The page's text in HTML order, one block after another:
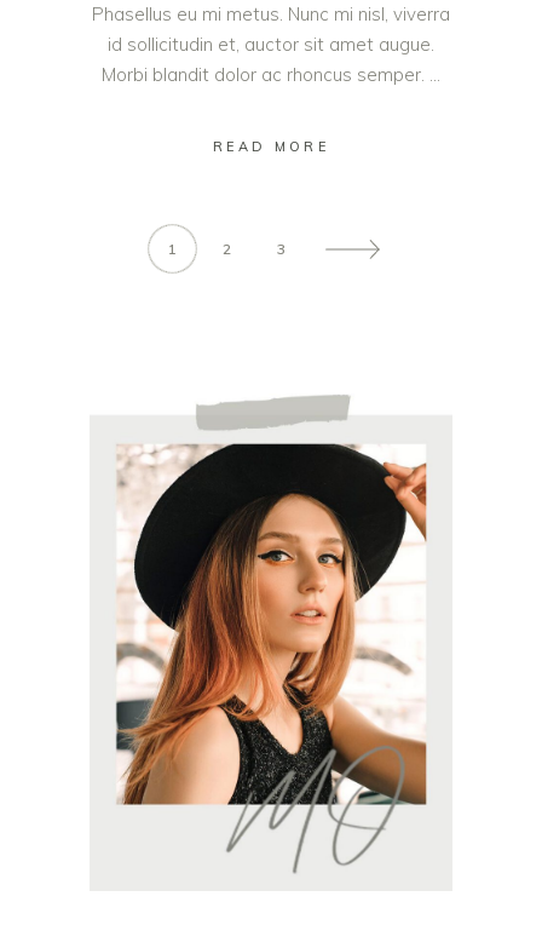
Phasellus eu mi metus. Nunc mi nisl, viverra
id sollicitudin et, auctor sit amet augue.
Morbi blandit dolor ac rhoncus semper.
READ MORE
1 2 3